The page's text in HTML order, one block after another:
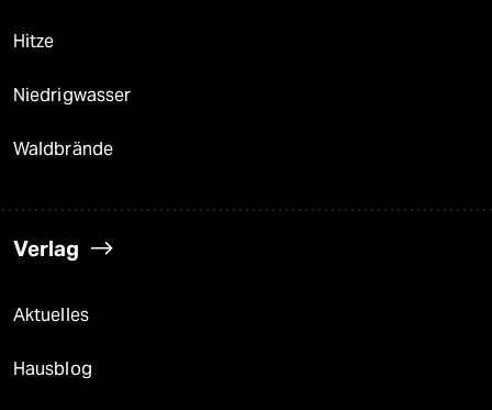
Hitze
Niedrigwasser
Waldbrände
Verlag
Aktuelles
Hausblog